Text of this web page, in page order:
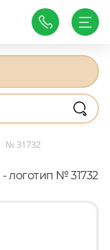
№ 31732
- логотип № 31732